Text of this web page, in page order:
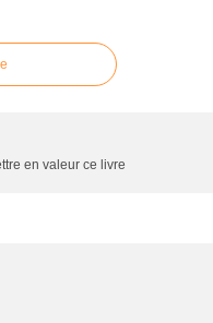
en valeur ce livre